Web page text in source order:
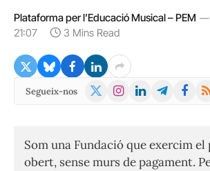
Plataforma per l’Educació Musical – PEM
21:07
3 Mins Read
Segueix-nos
X
Instagram
LinkedInTelegram RSS
Som una Fundació que exercim
obert, sense murs de pagament.